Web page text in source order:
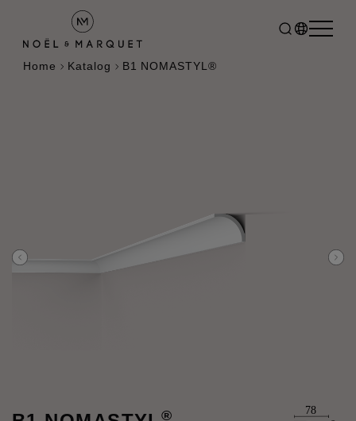
Home Katalog B1 NOMASTYL®
®